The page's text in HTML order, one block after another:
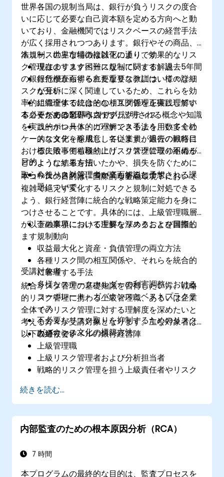
世界各国の規制当局は、銀行が負うリスクの度合
いに応じて必要な自己資本額を定める方向へと動
いており、金融機関ではリスクベースの経営手法
が広く採用されつつあります。銀行やその商品、
法規制、世界市場の複雑化により、効果的なリス
ク管理はますます困難になっています。過去5年間
の銀行危機から得られた重要な教訓は、様々なリ
スクが互いに深く関連しているため、これらを効
率的に管理するにはその相互関係を正確に理解す
る必要があるという点です。
本コースの主な特徴は以下の通りです：
現在のリスクベース規制に関する解説
銀行が直面する主要なリスクについての詳細
な分析
組織全体で統合的なリスク管理を実践してい
くための業界ベストプラクティス
コーポレート・ガバナンス手法を用いて全社
的な文化を醸成し、各従業員が銀行の戦略目
標に沿って積極的にリスク管理に取り組める
ようにする方法
今後リスク管理者が直面すると予想される課
題について
本コースでは5日間にわたり説明される概念や知識
を実践的かつ具体的に理解できるよう、数多くの
ケーススタディを用意しています。過去の銀行に
おける失敗事例も取り上げ、リスク管理の不備が
どのような結果を招いたかや、損失を防ぐために
取られたべき対策についても解説します。
目的
本コースの目的は、国際的な金融環境下において
複雑で絶えず変化するリスクと規制に対処できる
よう、銀行経営陣に統合的な戦略策定能力を身に
つけさせることです。具体的には、上級管理職層
が以下の事項について理解を深めることを目指し
ます：
金融業界における主要なリスクおよび国際的
規制動向
収益最大化と資産・負債管理の両立方法
各種リスク間の相互関係や、それらを統合的
に管理する手法
多様なステークホルダーの利害調整における
コーポレート・ガバナンスとベストプラクテ
ィス
不必要なリスク取りを抑制するためのリスク
ガバナンス文化の構築方法
受講対象者
統合リスク管理の基礎知識を習得したい方、戦略
的リスク管理に携わる上級管理職、あるいは企業
全体でのリスク管理に対する理解度を深めたいと
考える方々が受講対象となります。主な対象者は
以下の通りです：
取締役会レベルの銀行経営陣
上級管理職
上級リスク管理者および分析担当者
戦略的リスク管理を担う上級責任者やリスク
内部監査員
規制・コンプライアンス担当職員
財務部門の専門家
資産・負債管理および分析担当者
銀行業界およびリスク管理分野におけるサプ
続きを読む...
内部監査のための根本原因分析（RCA）
7 時間
本プログラムの最終的な目的は、監査プロセスを